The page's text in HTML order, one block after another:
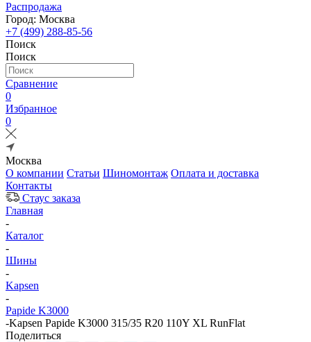
Распродажа
Город: Москва
+7 (499) 288-85-56
Поиск
Поиск
Сравнение
0
Избранное
0
Москва
О компании Статьи Шиномонтаж Оплата и доставка
Контакты
Стаус заказа
Главная
-
Каталог
-
Шины
-
Kapsen
-
Papide K3000
-Kapsen Papide K3000 315/35 R20 110Y XL RunFlat
Поделиться